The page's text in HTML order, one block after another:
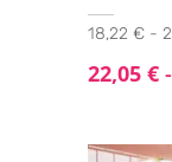
18,22 € -
22,05 € -